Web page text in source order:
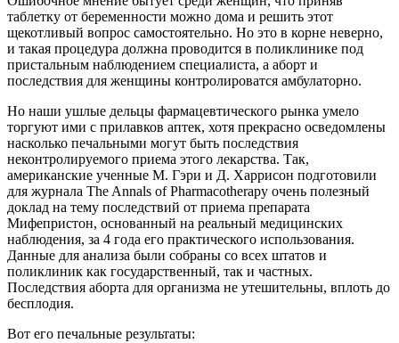
таблетку от беременности можно дома и решить этот
щекотливый вопрос самостоятельно. Но это в корне неверно,
и такая процедypa должна проводится в поликлинике под
пристальным наблюдением специалиста, а aбopт и
последствия для женщины контролироватся амбулаторно.
Но наши ушлые дельцы фармацевтического рынка умело
торгуют ими с прилавков аптек, хотя прекрасно осведомлены
насколько печальными могут быть последствия
неконтролируемого приема этого лекарства. Так,
американские ученные М. Гэри и Д. Харрисон подготовили
для журнала The Annals of Pharmacotherapy очень полезный
доклад на тему последствий от приема препарата
Мифепристон, основанный на реальный медицинских
наблюдения, за 4 года его практического использования.
Данные для анализа были собраны со всех штатов и
поликлиник как государственный, так и частных.
Последствия aбopта для организма не утешительны, вплоть до
бесплодия.
Вот его печальные результаты: